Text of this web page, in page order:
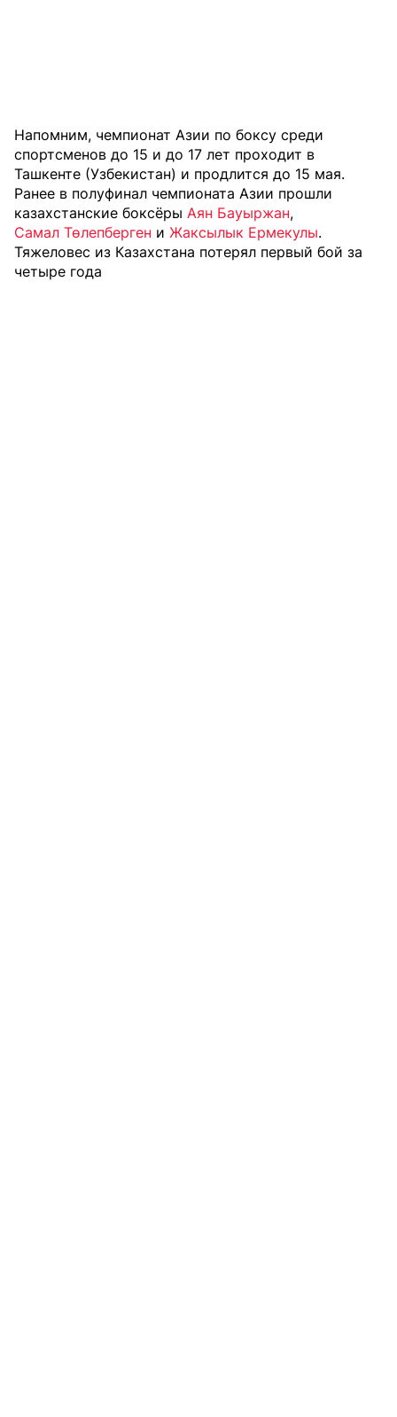
Напомним, чемпионат Азии по боксу среди
спортсменов до 15 и до 17 лет проходит в
Ташкенте (Узбекистан) и продлится до 15 мая.
Ранее в полуфинал чемпионата Азии прошли
казахстанские боксёры Аян Бауыржан,
Самал Төлепберген и Жаксылык Ермекулы.
Тяжеловес из Казахстана потерял первый бой за
четыре года